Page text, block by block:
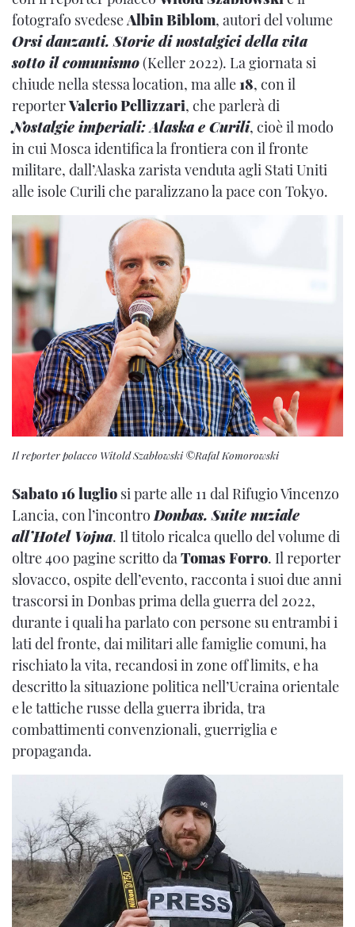
fotografo svedeseAlbin Biblom, autori del volume
Orsi danzanti. Storie di nostalgici della vita
sotto il comunismo(Keller 2022). La giornata si
chiude nella stessa location, ma alle18, con il
reporterValerio Pellizzari, che parlerà di
Nostalgie imperiali: Alaska e Curili, cioè il modo
in cui Mosca identifica la frontiera con il fronte
militare, dall’Alaska zarista venduta agli Stati Uniti
alle isole Curili che paralizzano la pace con Tokyo.
Il reporter polacco Witold Szabłowski ©Rafal Komorowski
Sabato 16 luglio si parte alle 11 dal Rifugio Vincenzo
Lancia, con l’incontro Donbas. Suite nuziale
all’Hotel Vojna. Il titolo ricalca quello del volume di
oltre 400 pagine scritto da Tomas Forro. Il reporter
slovacco, ospite dell’evento, racconta i suoi due anni
trascorsi in Donbas prima della guerra del 2022,
durante i quali ha parlato con persone su entrambi i
lati del fronte, dai militari alle famiglie comuni, ha
rischiato la vita, recandosi in zone off limits, e ha
descritto la situazione politica nell’Ucraina orientale
e le tattiche russe della guerra ibrida, tra
combattimenti convenzionali, guerriglia e
propaganda.